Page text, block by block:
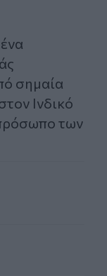
σημαία
Ινδικό
των